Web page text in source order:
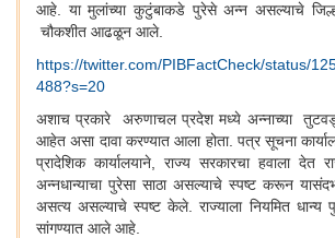
आहे. या मुलांच्या कुटुंबाकडे पुरेसे अन्न असल्याचे
चौकशीत आढळून आले.
https://twitter.com/PIBFactCheck/status/
488?s=20
अशाच प्रकारे अरुणाचल प्रदेश मध्ये अन्नाच्या
आहेत असा दावा करण्यात आला होता. पत्र सूचना
प्रादेशिक कार्यालयाने, राज्य सरकारचा हवाला देत
अन्नधान्याचा पुरेसा साठा असल्याचे स्पष्ट करून
असत्य असल्याचे स्पष्ट केले. राज्याला नियमित धान्य
सांगण्यात आले आहे.